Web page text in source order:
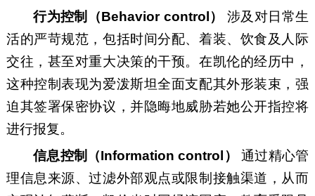
行为控制（Behavior control）
涉及对日常生
活的严苛规范，包括时间分配、着装、饮食及人际
交往，甚至对重大决策的干预。在凯伦的经历中，
这种控制表现为爱泼斯坦全面支配其外形装束，强
迫其签署保密协议，并隐晦地威胁若她公开指控将
进行报复。
信息控制（Information control）
通过精心管
理信息来源、过滤外部观点或限制接触渠道，从而